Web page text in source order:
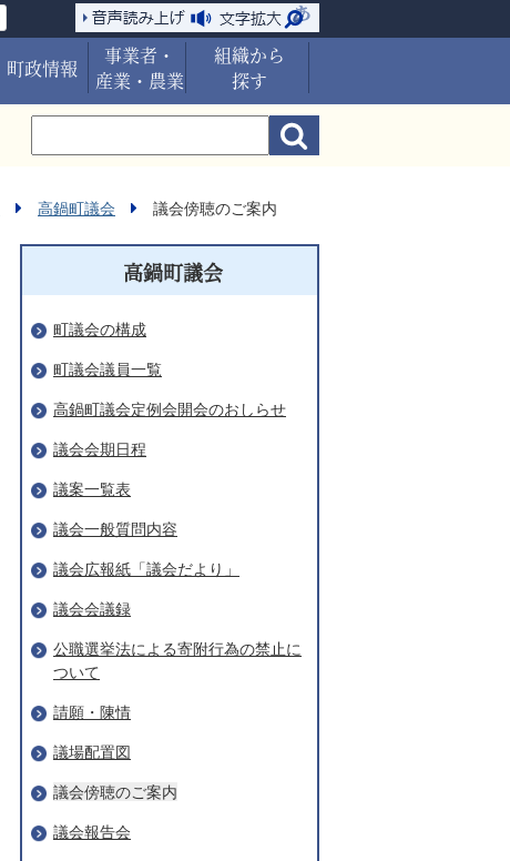
町政情報
事業者・
産業・農業
組織から
探す
高鍋町議会 議会傍聴のご案内
高鍋町議会
町議会の構成
町議会議員一覧
高鍋町議会定例会開会のおしらせ
議会会期日程
議案一覧表
議会一般質問内容
議会広報紙「議会だより」
議会会議録
公職選挙法による寄附行為の禁止に
ついて
請願・陳情
議場配置図
議会傍聴のご案内
議会報告会